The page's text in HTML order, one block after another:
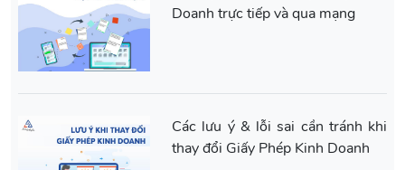
Doanh trực tiếp và qua mạng
Các lưu ý & lỗi sai cần tránh khi
thay đổi Giấy Phép Kinh Doanh